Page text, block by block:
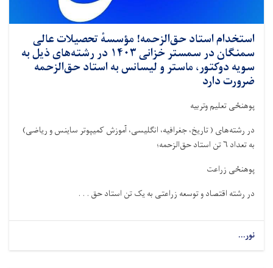
استخدام استاد حق‌الزحمه! مؤسسهٔ تحصیلات عالی
سمنگان در سمستر خزانی ۱۴۰۳ در رشته‌های ذیل به
سویه دوکتور، ماستر و لیسانس به استاد حق‌الزحمه
ضرورت دارد
پوهنځی تعلیم وتربیه
در رشته‌های ( تاریخ، جغرافیه، انگلیسی، آموزش کمیپوتر ساینس و ریاضی)
به تعداد ۶تن استاد حق‌الزحمه؛
پوهنځی زراعت
در رشته‌ اقتصاد و توسعه زراعتی به یک تن استاد حق . . .
نور...